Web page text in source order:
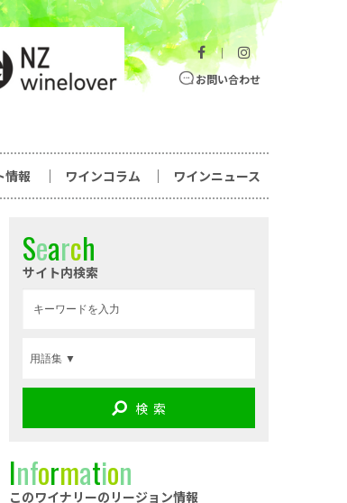
｜
お問い合わせ
情報 ワインコラム ワインニュース
Search
サイト内検索
検 索
Information
このワイナリーのリージョン情報